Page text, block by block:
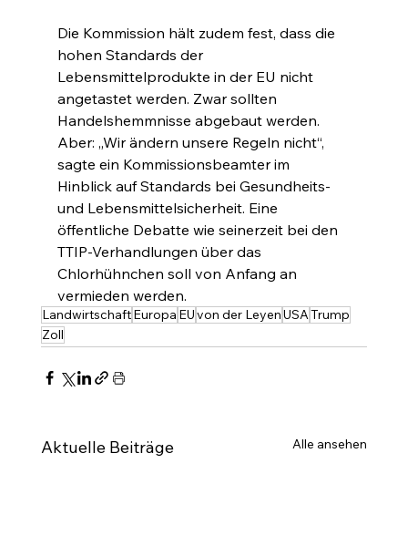
Die Kommission hält zudem fest, dass die
hohen Standards der
Lebensmittelprodukte in der EU nicht
angetastet werden. Zwar sollten
Handelshemmnisse abgebaut werden.
Aber: „Wir ändern unsere Regeln nicht“,
sagte ein Kommissionsbeamter im
Hinblick auf Standards bei Gesundheits-
und Lebensmittelsicherheit. Eine
öffentliche Debatte wie seinerzeit bei den
TTIP-Verhandlungen über das
Chlorhühnchen soll von Anfang an
vermieden werden.
LandwirtschaftEuropa EUvon der LeyenUSATrump
Zoll
Aktuelle Beiträge Alle ansehen